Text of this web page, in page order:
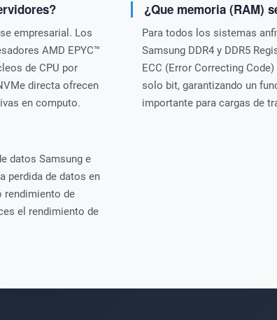
empresarial. Los
AMD EPYC™
de CPU por
directa ofrecen
en computo.
¿Que memoria (RAM)
Para todos los sistemas
Samsung DDR4 y DDR5
ECC (Error Correcting
solo bit, garantizando un
importante para cargas de
datos Samsung e
perdida de datos en
rendimiento de
el rendimiento de